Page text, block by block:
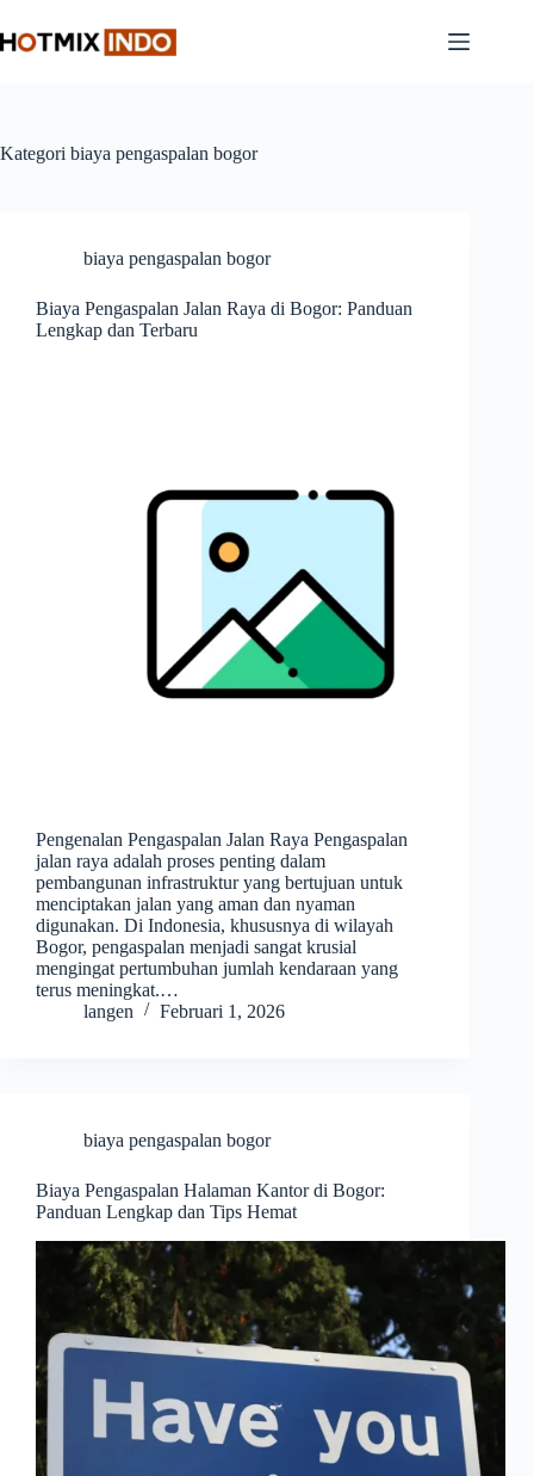
to
content
Kategori biaya pengaspalan bogor
biaya pengaspalan bogor
Biaya Pengaspalan Jalan Raya di Bogor: Panduan
Lengkap dan Terbaru
Pengenalan Pengaspalan Jalan Raya Pengaspalan
jalan raya adalah proses penting dalam
pembangunan infrastruktur yang bertujuan untuk
menciptakan jalan yang aman dan nyaman
digunakan. Di Indonesia, khususnya di wilayah
Bogor, pengaspalan menjadi sangat krusial
mengingat pertumbuhan jumlah kendaraan yang
terus meningkat.…
langen
Februari 1, 2026
biaya pengaspalan bogor
Biaya Pengaspalan Halaman Kantor di Bogor:
Panduan Lengkap dan Tips Hemat